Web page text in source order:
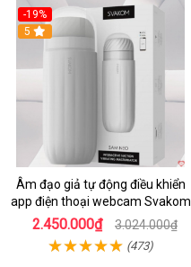
-19%
5
Âm đạo giả tự động điều khiển
app điện thoại webcam Svakom
2.450.000₫ 3.024.000₫
(473)